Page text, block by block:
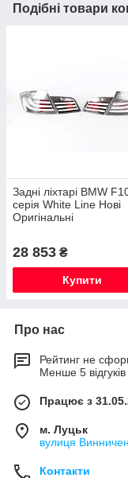
Подібні товари
Задні ліхтарі BMW
серія White Line Нові
Оригінальні
28 853 ₴
Купити
Про нас
Рейтинг не
Менше 5 відгуків
Працює з
м. Луцьк
вулиця
Контакти